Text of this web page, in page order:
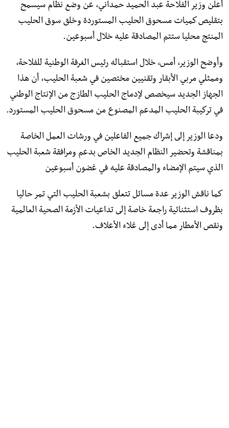
أعلن وزير الفلاحة عبد الحميد حمداني، عن وضع نظام سيسمح
بتقليص كميات مسحوق الحليب المستوردة وخلق سوق الحليب
المنتج محليا ستتم المصادقة عليه خلال أسبوعين.
وأوضح الوزير، أمس، خلال استقباله رئيس الغرفة الوطنية للفلاحة،
وممثلي مربي الأبقار وتقنيين مختصين في شعبة الحليب، أن هذا
الجهاز الجديد سيخصص لإدماج الحليب الطازج من الإنتاج الوطني
في تركيبة الحليب المدعم المصنوع من مسحوق الحليب المستورد.
ودعا الوزير إلى إشراك جميع الفاعلين في ورشات العمل الخاصة
بمناقشة وتحضير النظام الجديد الخاص بدعم ومرافقة شعبة الحليب
الذي سيتم الإمضاء والمصادقة عليه في غضون أسبوعين
كما ناقش الوزير عدة مسائل تتعلق بشعبة الحليب التي تمر حاليا
بظروف استثنائية راجعة خاصة إلى تداعيات الأزمة الصحية العالمية
ونقص الأمطار مما أدى إلى غلاء الأعلاف.